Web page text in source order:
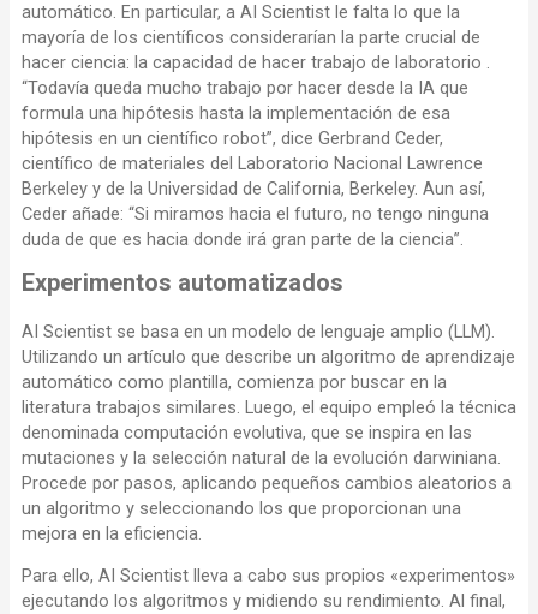
automático. En particular, a AI Scientist le falta lo que la
mayoría de los científicos considerarían la parte crucial de
hacer ciencia: la capacidad de hacer trabajo de laboratorio .
“Todavía queda mucho trabajo por hacer desde la IA que
formula una hipótesis hasta la implementación de esa
hipótesis en un científico robot”, dice Gerbrand Ceder,
científico de materiales del Laboratorio Nacional Lawrence
Berkeley y de la Universidad de California, Berkeley. Aun así,
Ceder añade: “Si miramos hacia el futuro, no tengo ninguna
duda de que es hacia donde irá gran parte de la ciencia”.
Experimentos automatizados
AI Scientist se basa en un modelo de lenguaje amplio (LLM).
Utilizando un artículo que describe un algoritmo de aprendizaje
automático como plantilla, comienza por buscar en la
literatura trabajos similares. Luego, el equipo empleó la técnica
denominada computación evolutiva, que se inspira en las
mutaciones y la selección natural de la evolución darwiniana.
Procede por pasos, aplicando pequeños cambios aleatorios a
un algoritmo y seleccionando los que proporcionan una
mejora en la eficiencia.
Para ello, AI Scientist lleva a cabo sus propios «experimentos»
ejecutando los algoritmos y midiendo su rendimiento. Al final,